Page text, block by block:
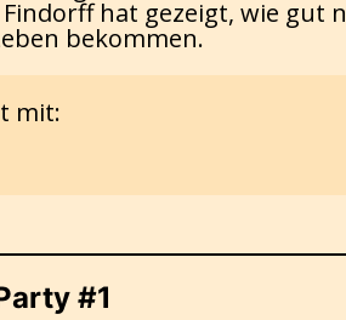
hat gezeigt, wie
bekommen.
mit:
#1